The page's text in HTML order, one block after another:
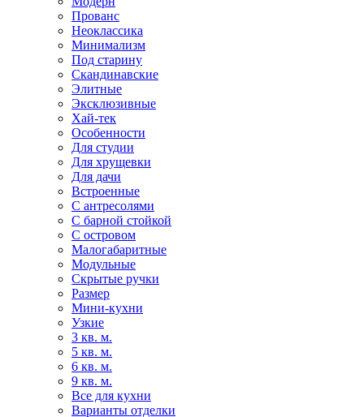
Прованс
Неоклассика
Минимализм
Под старину
Скандинавские
Элитные
Эксклюзивные
Хай-тек
Особенности
Для студии
Для хрущевки
Для дачи
Встроенные
С антресолями
С барной стойкой
С островом
Малогабаритные
Модульные
Скрытые ручки
Размер
Мини-кухни
Узкие
3 кв. м.
5 кв. м.
6 кв. м.
9 кв. м.
Все для кухни
Варианты отделки